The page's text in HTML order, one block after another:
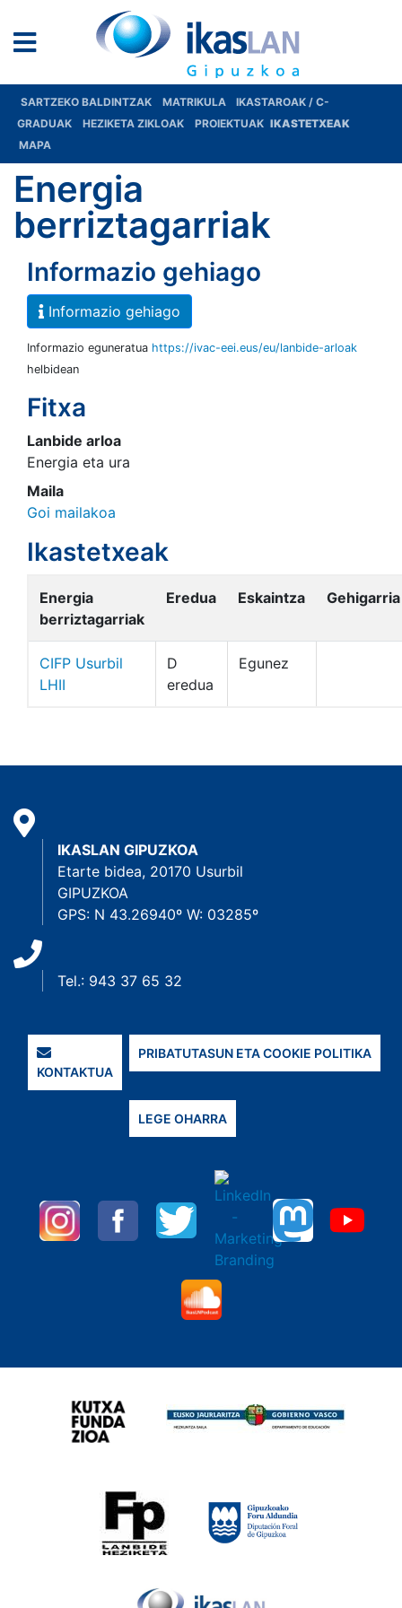
SARTZEKO BALDINTZAK MATRIKULA
IKASTAROAK / C-
GRADUAK
HEZIKETA ZIKLOAK PROIEKTUAK IKASTETXEAK
MAPA
Energia
berriztagarriak
Informazio gehiago
Informazio gehiago
Informazio eguneratua https://ivac-eei.eus/eu/lanbide-arloak
helbidean
Fitxa
Lanbide arloa
Energia eta ura
Maila
Goi mailakoa
Ikastetxeak
Energia
berriztagarriak
Eredua Eskaintza Gehigarria
CIFP Usurbil
LHII
D
eredua
Egunez
IKASLAN GIPUZKOA
Etarte bidea, 20170 Usurbil
GIPUZKOA
GPS: N 43.26940º W: 03285º
Tel.: 943 37 65 32
KONTAKTUA
PRIBATUTASUN ETA COOKIE POLITIKA
LEGE OHARRA